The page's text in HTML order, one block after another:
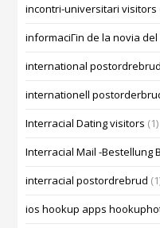
incontri-universitari visitors
informaciГіn de la novia
international postordrebrud
internationell
Interracial Dating visitors (1)
Interracial Mail -Bestellung
interracial postordrebrud
ios hookup apps